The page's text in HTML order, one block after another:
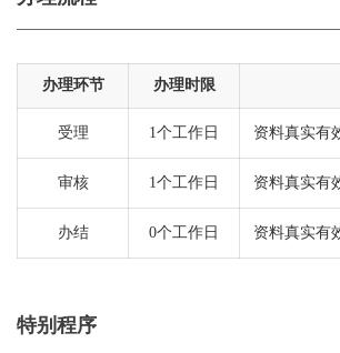
办理环节 办理时限
受理 1个工作日 资料真实有
审核 1个工作日 资料真实有
办结 0个工作日 资料真实有
特别程序